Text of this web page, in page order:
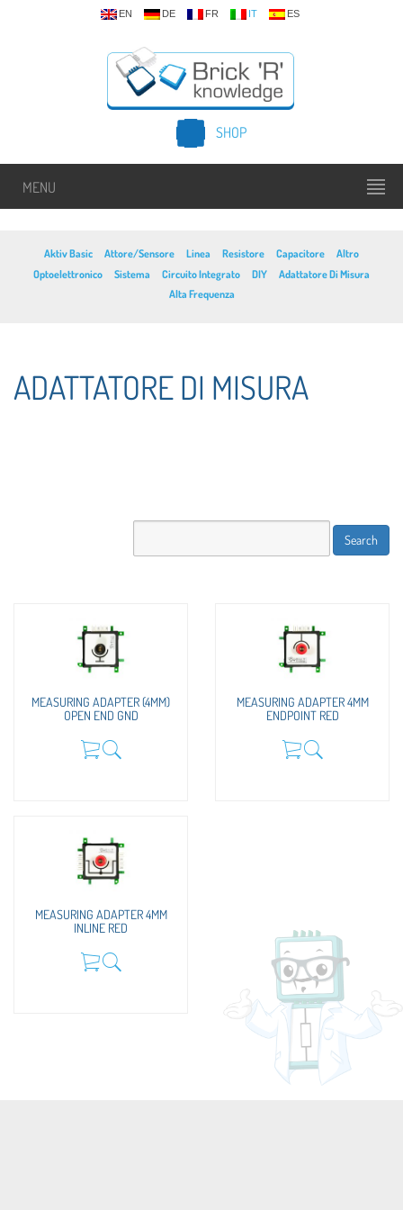
EN DE FR IT ES
SHOP
MENU
Aktiv Basic Attore/Sensore Linea Resistore Capacitore
Altro
Optoelettronico
Sistema Circuito Integrato DIY
Adattatore Di Misura
Alta Frequenza
ADATTATORE DI MISURA
MEASURING ADAPTER (4MM)
OPEN END GND
MEASURING ADAPTER 4MM
ENDPOINT RED
MEASURING ADAPTER 4MM
INLINE RED